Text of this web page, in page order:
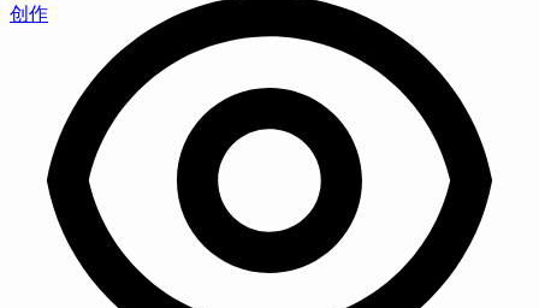
创作
学习观